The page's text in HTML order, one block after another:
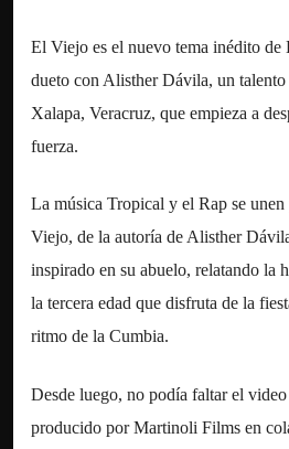
El Viejo es el nuevo tema inédito
dueto con Alisther Dávila, un talento
Xalapa, Veracruz, que empieza a
fuerza.
La música Tropical y el Rap se unen
Viejo, de la autoría de Alisther
inspirado en su abuelo, relatando la
la tercera edad que disfruta de la
ritmo de la Cumbia.
Desde luego, no podía faltar el
producido por Martinoli Films en